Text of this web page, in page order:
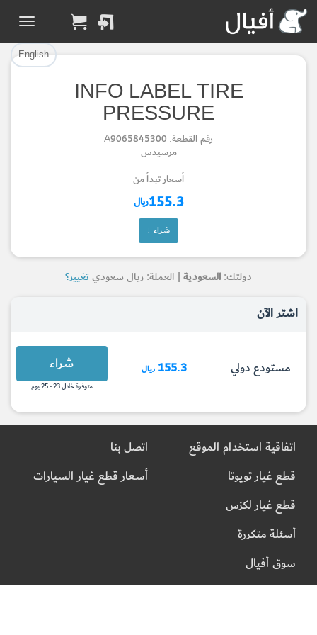
English
INFO LABEL TIRE
PRESSURE
رقم القطعة: A9065845300
مرسيدس
أسعار تبدأ من
155.3ريال
شراء ↓
دولتك: السعودية | العملة: ريال سعوديتغيير؟
اشتر الآن
مستودع دولي 155.3 ريال شراء
متوفرة خلال 23 - 25 يوم
تم إضافة القطعة بنجاح.
الرجوع لصفحة البحث
Part Successfully
Selected
Return to Search Page
تم إضافة القطعة للسلة بنجاح.
إتمام عملية الشراء
Part Added to Cart
اتفاقية استخدام الموقع
قطع غيار تويوتا
قطع غيار لكزس
أسئلة متكررة
سوق أفيال
اتصل بنا
أسعار قطع غيار السيارات